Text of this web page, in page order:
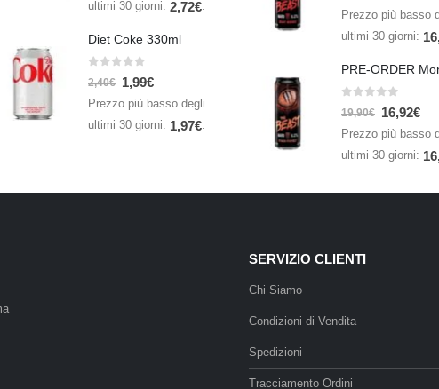
ultimi 30 giorni: 2,72€
Diet Coke 330ml
2,40€ 1,99€
Prezzo più basso degli
ultimi 30 giorni: 1,97€
Prezzo più basso
ultimi 30 giorni:
19,90€ 16,92€
Prezzo più basso
ultimi 30 giorni:
SERVIZIO CLIENTI
Chi Siamo
Condizioni di Vendita
Spedizioni
Tracciamento Ordini